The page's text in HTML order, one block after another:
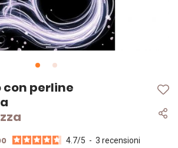
con perline
4.7/5 - 3recensioni